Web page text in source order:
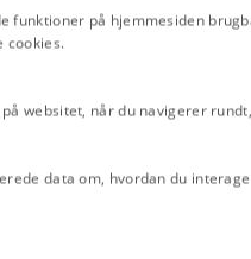
funktioner på hjemmesiden
cookies.
websitet, når du navigerer
data om, hvordan du